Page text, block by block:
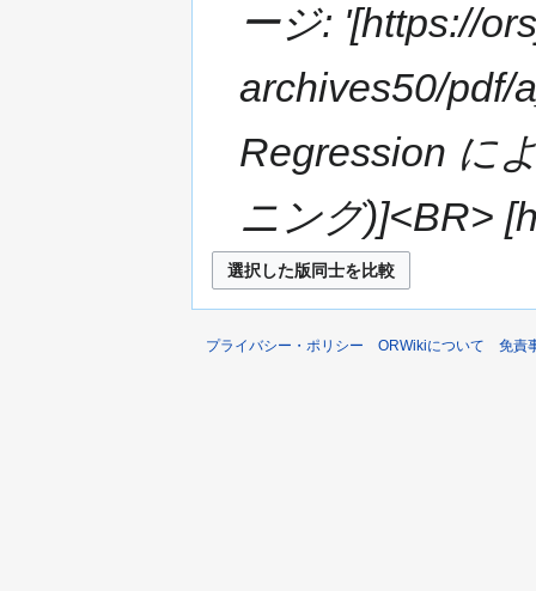
ージ: '[https://
archives50/pdf/
Regression に
ニング)]<BR>
プライバシー・ポリシー ORWikiについて 免責